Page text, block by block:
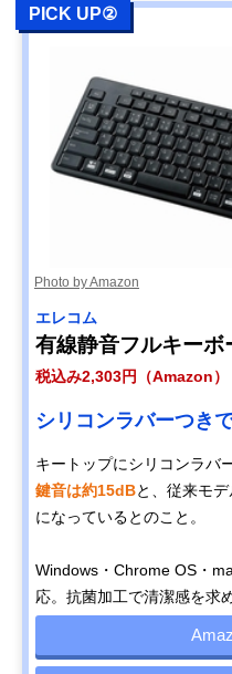
PICK UP②
Photo by Amazon
エレコム
有線静音フルキー
税込み2,303円（Amazon）
シリコンラバーつき
キートップにシリコンラバ
鍵音は約15dBと、従来モ
になっているとのこと。
Windows・Chrome OS・
応。抗菌加工で清潔感を求